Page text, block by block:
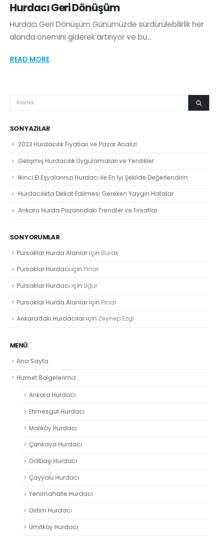
Hurdacı Geri Dönüşüm
Hurdacı Geri Dönüşüm Günümüzde sürdürülebilirlik her
alanda önemini giderek artırıyor ve bu...
READ MORE
SON YAZILAR
2023 Hurdacılık Fiyatları ve Pazar Analizi
Gelişmiş Hurdacılık Uygulamaları ve Yenilikler
İkinci El Eşyalarınızı Hurdacı ile En İyi Şekilde Değerlendirin
Hurdacılıkta Dikkat Edilmesi Gereken Yaygın Hatalar
Ankara Hurda Pazarındaki Trendler ve Fırsatlar
SON YORUMLAR
Pursaklar Hurda Alanlariçin Burak
Pursaklar Hurdacı için Pinar
Pursaklar Hurdacı için Uğur
Pursaklar Hurda Alanlariçin Pinar
Ankaradaki Hurdacılariçin Zeynep Ezgi̇
MENÜ
Ana Sayfa
Hizmet Bölgelerimiz
Ankara Hurdacı
Etimesgut Hurdacı
Maliköy Hurdacı
Çankaya Hurdacı
Gölbaşı Hurdacı
Çayyolu Hurdacı
Yenimahalle Hurdacı
Ostim Hurdacı
Ümitköy Hurdacı